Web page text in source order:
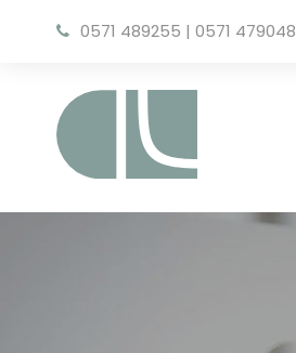
0571 489255 | 0571 479048